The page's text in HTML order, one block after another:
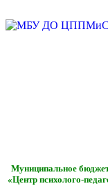
Муниципальное
«Центр психолого-